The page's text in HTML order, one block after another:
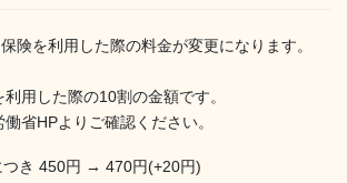
険を利用した際の料金が変更になります。
用した際の10割の金額です。
省HPよりご確認ください。
つき 450円 → 470円(+20円)